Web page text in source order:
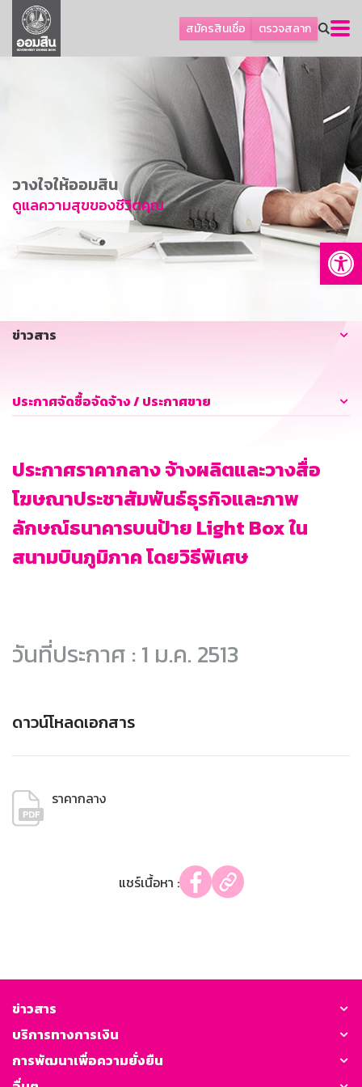
สมัครสินเชื่อ ตรวจสลาก
ลูกค้าธุรกิจ
ลูกค้าผู้ประกอบรายย่อย
การพัฒนาที่ยั่งยืน
ข่าวสาร
บริการทางการเงิน
อื่นๆ
วางใจให้ออมสิน
ดูแลความสุขของชีวิตคุณ
ข่าวสาร
ประกาศจัดซื้อจัดจ้าง / ประกาศขาย
ประกาศราคากลาง จ้างผลิตและวางสื่อ
โฆษณาประชาสัมพันธ์ธุรกิจและภาพ
ลักษณ์ธนาคารบนป้าย Light Box ใน
สนามบินภูมิภาค โดยวิธีพิเศษ
วันที่ประกาศ : 1 ม.ค. 2513
ดาวน์โหลดเอกสาร
ราคากลาง
แชร์เนื้อหา :
ข่าวสาร
บริการทางการเงิน
การพัฒนาเพื่อความยั่งยืน